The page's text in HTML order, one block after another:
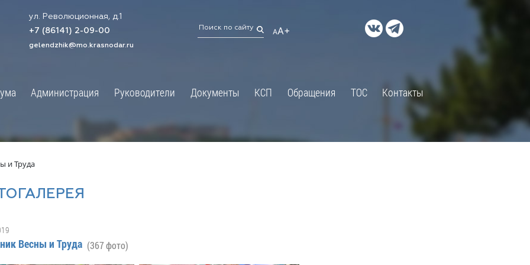
ул. Революционная, д.1
+7 (86141) 2-09-00
gelendzhik@mo.krasnodar.ru
АA+
Администрация Руководители Документы КСП Обращения ТОС Контакты
×
информация
организации
График приёмов граждан
депутатами
ДОКУМЕНТЫ
Правовые акты и их экспертиза
Экспертиза действующих
нормативных правовых актов
Оценка применения
и Труда
Весны и Труда (367 фото)